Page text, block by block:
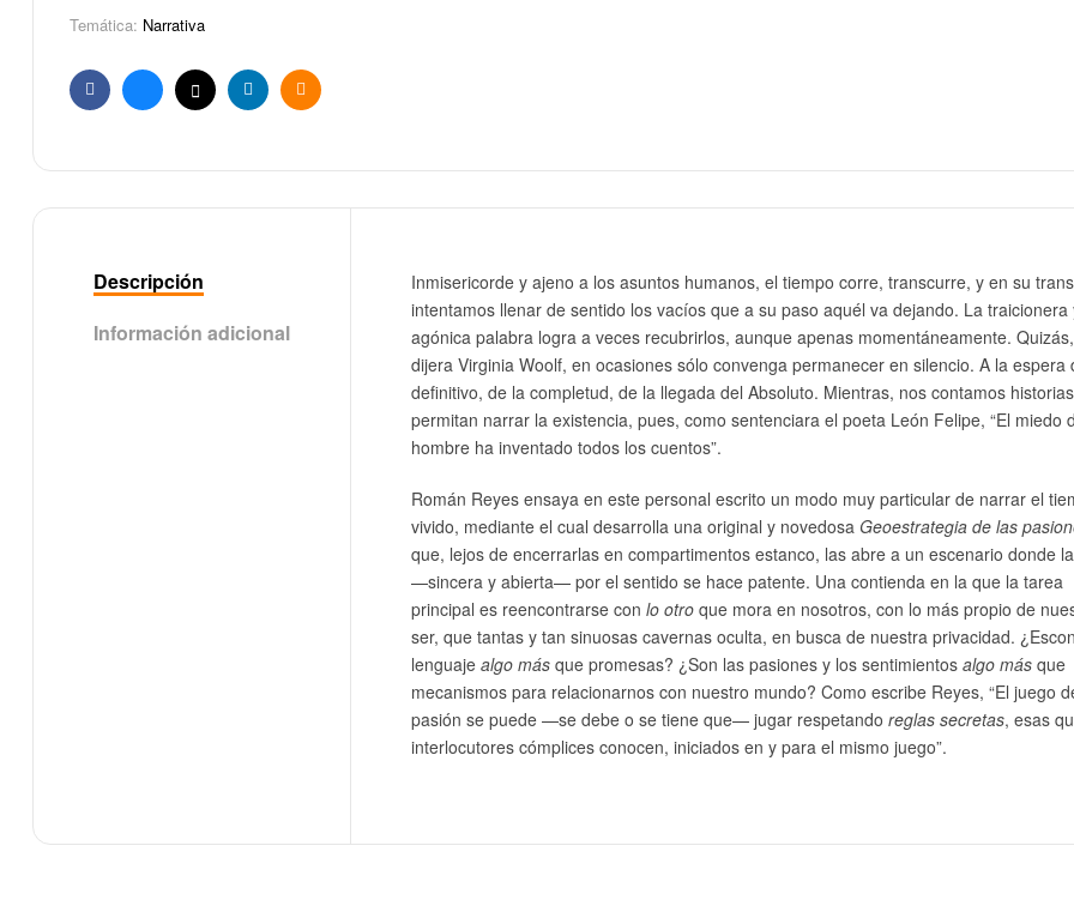
Temática: Narrativa
FacebookBlueskyX LinkedinEmail
Descripción
Información adicional
Inmisericorde y ajeno a los asuntos humanos, el tiempo corre, transcurre, y en su
intentamos llenar de sentido los vacíos que a su paso aquél va dejando. La traicionera
agónica palabra logra a veces recubrirlos, aunque apenas momentáneamente.
dijera Virginia Woolf, en ocasiones sólo convenga permanecer en silencio. A la espera
definitivo, de la completud, de la llegada del Absoluto. Mientras, nos contamos
permitan narrar la existencia, pues, como sentenciara el poeta León Felipe, “El miedo
hombre ha inventado todos los cuentos”.
Román Reyes ensaya en este personal escrito un modo muy particular de narrar el
vivido, mediante el cual desarrolla una original y novedosa Geoestrategia de las
que, lejos de encerrarlas en compartimentos estanco, las abre a un escenario donde
—sincera y abierta— por el sentido se hace patente. Una contienda en la que la tarea
principal es reencontrarse con lo otro que mora en nosotros, con lo más propio de
ser, que tantas y tan sinuosas cavernas oculta, en busca de nuestra privacidad.
lenguaje algo más que promesas? ¿Son las pasiones y los sentimientos algo más que
mecanismos para relacionarnos con nuestro mundo? Como escribe Reyes, “El juego
pasión se puede —se debe o se tiene que— jugar respetando reglas secretas, esas
interlocutores cómplices conocen, iniciados en y para el mismo juego”.